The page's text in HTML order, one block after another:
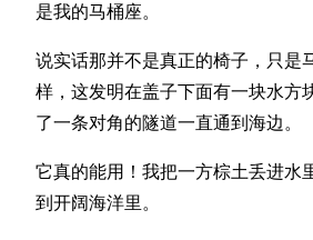
是我的马桶座。
说实话那并不是真正的椅子，只是
样，这发明在盖子下面有一块水方
了一条对角的隧道一直通到海边。
它真的能用！我把一方棕土丢进水
到开阔海洋里。